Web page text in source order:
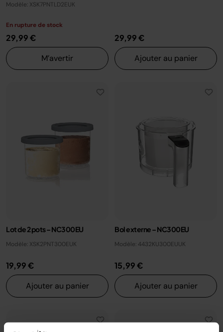
Modèle: XSK7PNTLD2EUK
En rupture de stock
29,99 €
M’avertir
29,99 €
Ajouter au panier
Lot de 2 pots – NC300EU
Modèle: XSK2PNT300EUK
19,99 €
Ajouter au panier
Bol externe – NC300EU
Modèle: 4432KU300EUUK
15,99 €
Ajouter au panier